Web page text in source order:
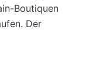
Boutiquen
Der